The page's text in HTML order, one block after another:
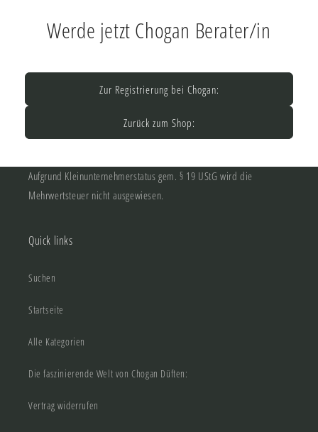
Werde jetzt Chogan Berater/in
Zur Registrierung bei Chogan:
Zurück zum Shop:
Aufgrund Kleinunternehmerstatus gem. § 19 UStG wird die
Mehrwertsteuer nicht ausgewiesen.
Quick links
Suchen
Startseite
Alle Kategorien
Die faszinierende Welt von Chogan Düften:
Vertrag widerrufen